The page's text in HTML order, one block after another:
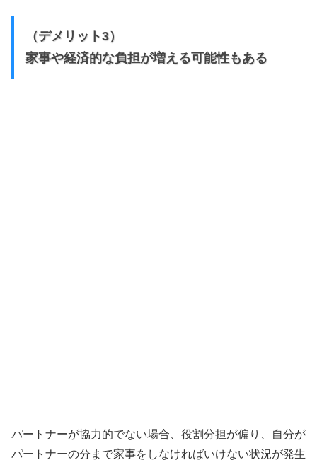
（デメリット3）
家事や経済的な負担が増える可能性もある
パートナーが協力的でない場合、役割分担が偏り、自分が
パートナーの分まで家事をしなければいけない状況が発生